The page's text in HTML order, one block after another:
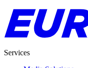
Services